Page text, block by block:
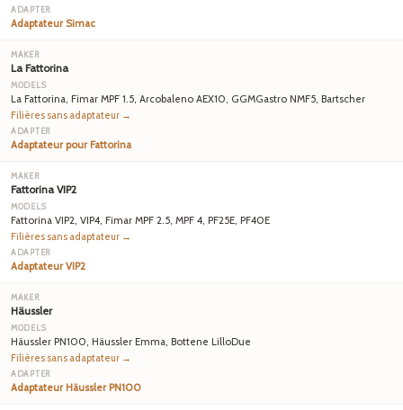
Adaptateur Simac
La Fattorina
La Fattorina, Fimar MPF 1.5, Arcobaleno AEX10, GGMGastro NMF5, Bartscher
Filières sans adaptateur →
Adaptateur pour Fattorina
Fattorina VIP2
Fattorina VIP2, VIP4, Fimar MPF 2.5, MPF 4, PF25E, PF40E
Filières sans adaptateur →
Adaptateur VIP2
Häussler
Häussler PN100, Häussler Emma, Bottene LilloDue
Filières sans adaptateur →
Adaptateur Häussler PN100